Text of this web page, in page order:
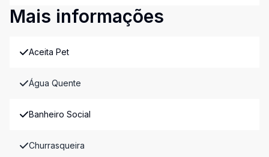
Mais informações
Aceita Pet
Água Quente
Banheiro Social
Churrasqueira